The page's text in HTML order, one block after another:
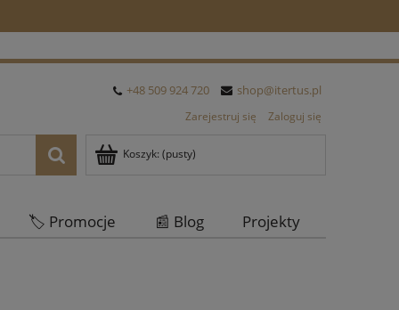
+48 509 924 720 shop@itertus.pl
Zarejestruj się Zaloguj się
Koszyk: (pusty)
🏷️ Promocje 📰 Blog
Projekty